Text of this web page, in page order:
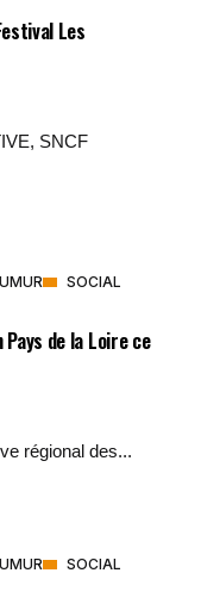
Les
SNCF
SOCIAL
de la Loire ce
régional des...
SOCIAL